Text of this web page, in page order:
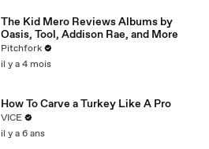
The Kid Mero Reviews Albums by
Oasis, Tool, Addison Rae, and More
Pitchfork
il y a 4 mois
How To Carve a Turkey Like A Pro
VICE
il y a 6 ans